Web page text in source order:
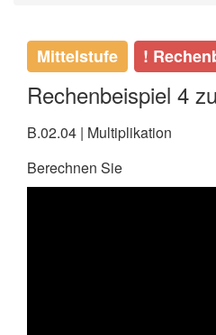
Mittelstufe !
Rechenbeispiel 4
B.02.04 | Multiplikation
Berechnen Sie